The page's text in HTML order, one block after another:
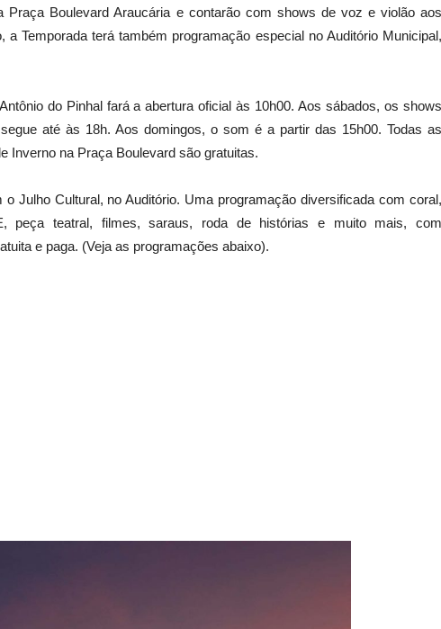
Praça Boulevard Araucária e contarão com shows de voz e violão aos
a Temporada terá também programação especial no Auditório Municipal,
do Pinhal fará a abertura oficial às 10h00. Aos sábados, os shows
até às 18h. Aos domingos, o som é a partir das 15h00. Todas as
Inverno na Praça Boulevard são gratuitas.
Julho Cultural, no Auditório. Uma programação diversificada com coral,
peça teatral, filmes, saraus, roda de histórias e muito mais, com
e paga. (Veja as programações abaixo).